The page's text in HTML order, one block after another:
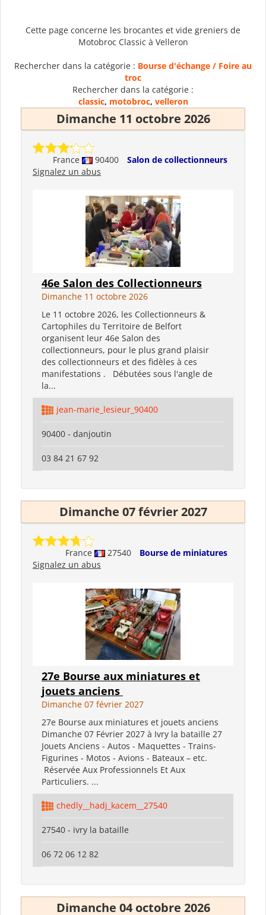
Cette page concerne les brocantes et vide greniers de
Motobroc Classic à Velleron
Rechercher dans la catégorie : Bourse d'échange / Foire au
troc
Rechercher dans la catégorie :
classic, motobroc, velleron
Dimanche 11 octobre 2026
France 90400
Salon de collectionneurs
Signalez un abus
46e Salon des Collectionneurs
Dimanche 11 octobre 2026
Le 11 octobre 2026, les Collectionneurs &
Cartophiles du Territoire de Belfort
organisent leur 46e Salon des
collectionneurs, pour le plus grand plaisir
des collectionneurs et des fidèles à ces
manifestations . Débutées sous l'angle de
la...
jean-marie_lesieur_90400
90400 - danjoutin
03 84 21 67 92
Dimanche 07 février 2027
France 27540
Bourse de miniatures
Signalez un abus
27e Bourse aux miniatures et
jouets anciens
Dimanche 07 février 2027
27e Bourse aux miniatures et jouets anciens
Dimanche 07 Février 2027 à Ivry la bataille 27
Jouets Anciens - Autos - Maquettes - Trains-
Figurines - Motos - Avions - Bateaux – etc.
Réservée Aux Professionnels Et Aux
Particuliers. ...
chedly__hadj_kacem__27540
27540 - ivry la bataille
06 72 06 12 82
Dimanche 04 octobre 2026